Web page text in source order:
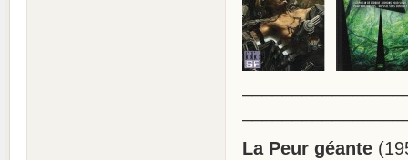
La Peur géante